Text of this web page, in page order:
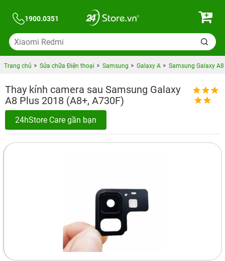
1900.0351
Trang chủ Sửa chữa Điện thoại Samsung Galaxy A Samsung Galaxy
Thay kính camera sau Samsung Galaxy
A8 Plus 2018 (A8+, A730F)
24hStore Care gần bạn